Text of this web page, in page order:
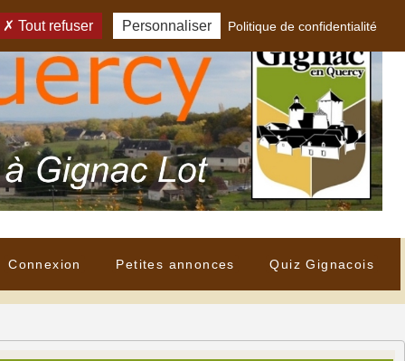
Connexion Petites annonces Quiz Gignacois
Tout refuser Personnaliser Politique de confidentialité